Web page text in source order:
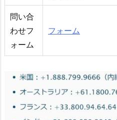
問い合
わせフ
ォーム
フォーム